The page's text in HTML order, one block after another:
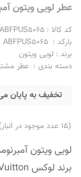
عطر لویی ویتون
کد کالا : ABFPUS5065
بارکد : ABFPUS5065
برند : لویی ویتون
دسته بندی : عطر
تخفیف به پایان
(15 عدد موجود در انبار)